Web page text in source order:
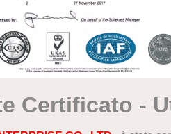
Certificato -